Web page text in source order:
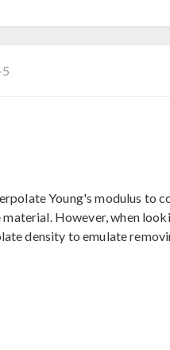
Young's modulus to
However, when
density to emulate